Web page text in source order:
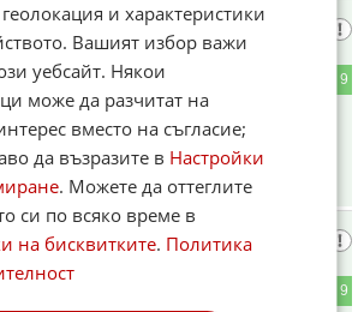
9
хитра и подла нация, гледам на това
така
9
и характеристики
Вашият избор важи
уебсайт. Някои
може да разчитат на
вместо на съгласие;
да възразите в Настройки
. Можете да оттеглите
си по всяко време в
на бисквитките. Политика